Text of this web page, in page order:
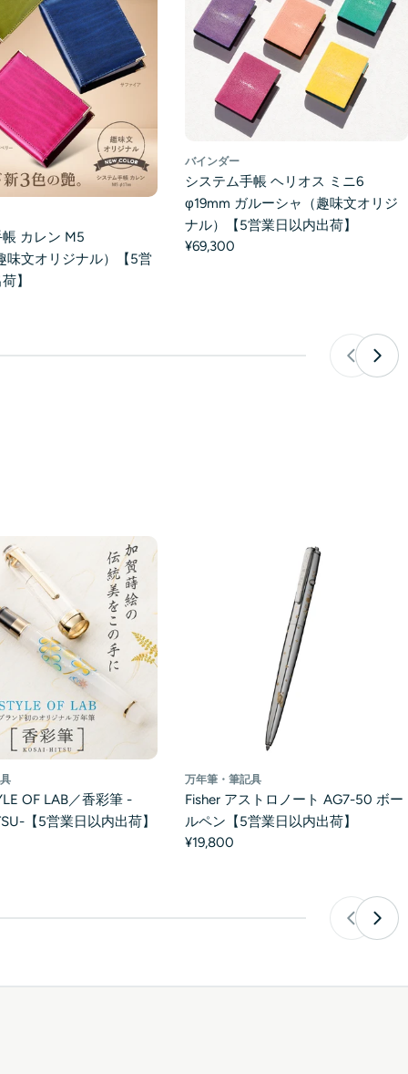
カレン M5
味文オリジナル）【5営
】
バインダー
システム手帳 ヘリオス ミニ6
φ19mm ガルーシャ（趣味文オリジ
ナル）【5営業日以内出荷】
¥69,300
OF LAB／香彩筆 -
【5営業日以内出荷】
万年筆・筆記具
Fisher アストロノート AG7-50 ボー
ルペン【5営業日以内出荷】
¥19,800